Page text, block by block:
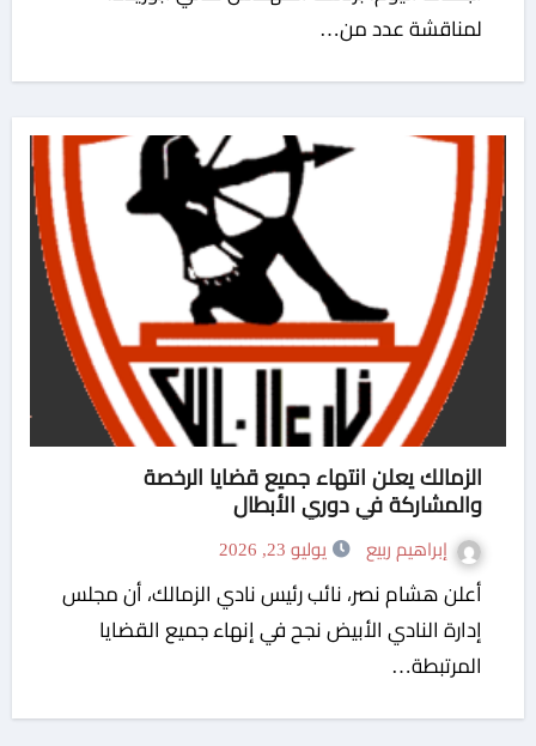
لمناقشة عدد من…
الزمالك يعلن انتهاء جميع قضايا الرخصة
والمشاركة في دوري الأبطال
إبراهيم ربيع يوليو 23, 2026
أعلن هشام نصر، نائب رئيس نادي الزمالك، أن مجلس
إدارة النادي الأبيض نجح في إنهاء جميع القضايا
المرتبطة…